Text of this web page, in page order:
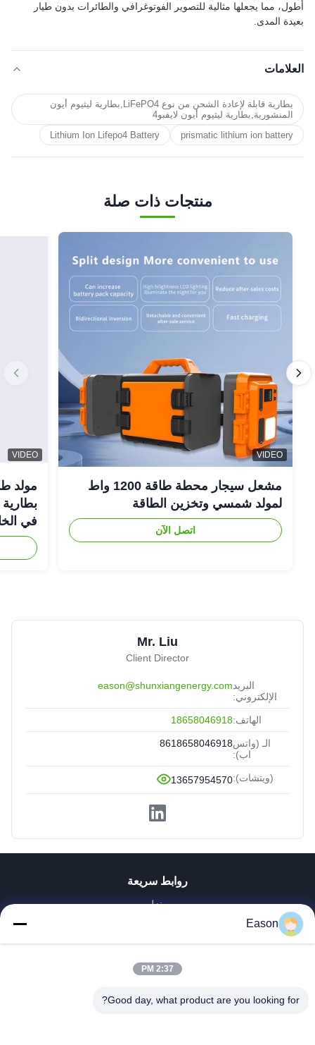
أطول، مما يجعلها مثالية للتصوير الفوتوغرافي والطائرات بدون طيار
بعيدة المدى.
العلامات
بطارية قابلة لإعادة الشحن من نوع LiFePO4,بطارية ليثيوم أيون
المنشورية,بطارية ليثيوم أيون لايفبو4
prismatic lithium ion battery
Lithium Ion Lifepo4 Battery
منتجات ذات صلة
VIDEO
مشعل سيجار محطة طاقة 1200 واط
لمولد شمسي وتخزين الطاقة
اتصل الآن
VIDEO
في
Mr. Liu
Client Director
البريد
الإلكتروني:
eason@shunxiangenergy.com
الهاتف:18658046918
الـ (واتس
اب):
8618658046918
(ويتشات):13657954570
روابط سريعة
منزل
جولة في المعمل
ضبط الجودة
Eason
2:37 PM
Good day, what product are you looking for?